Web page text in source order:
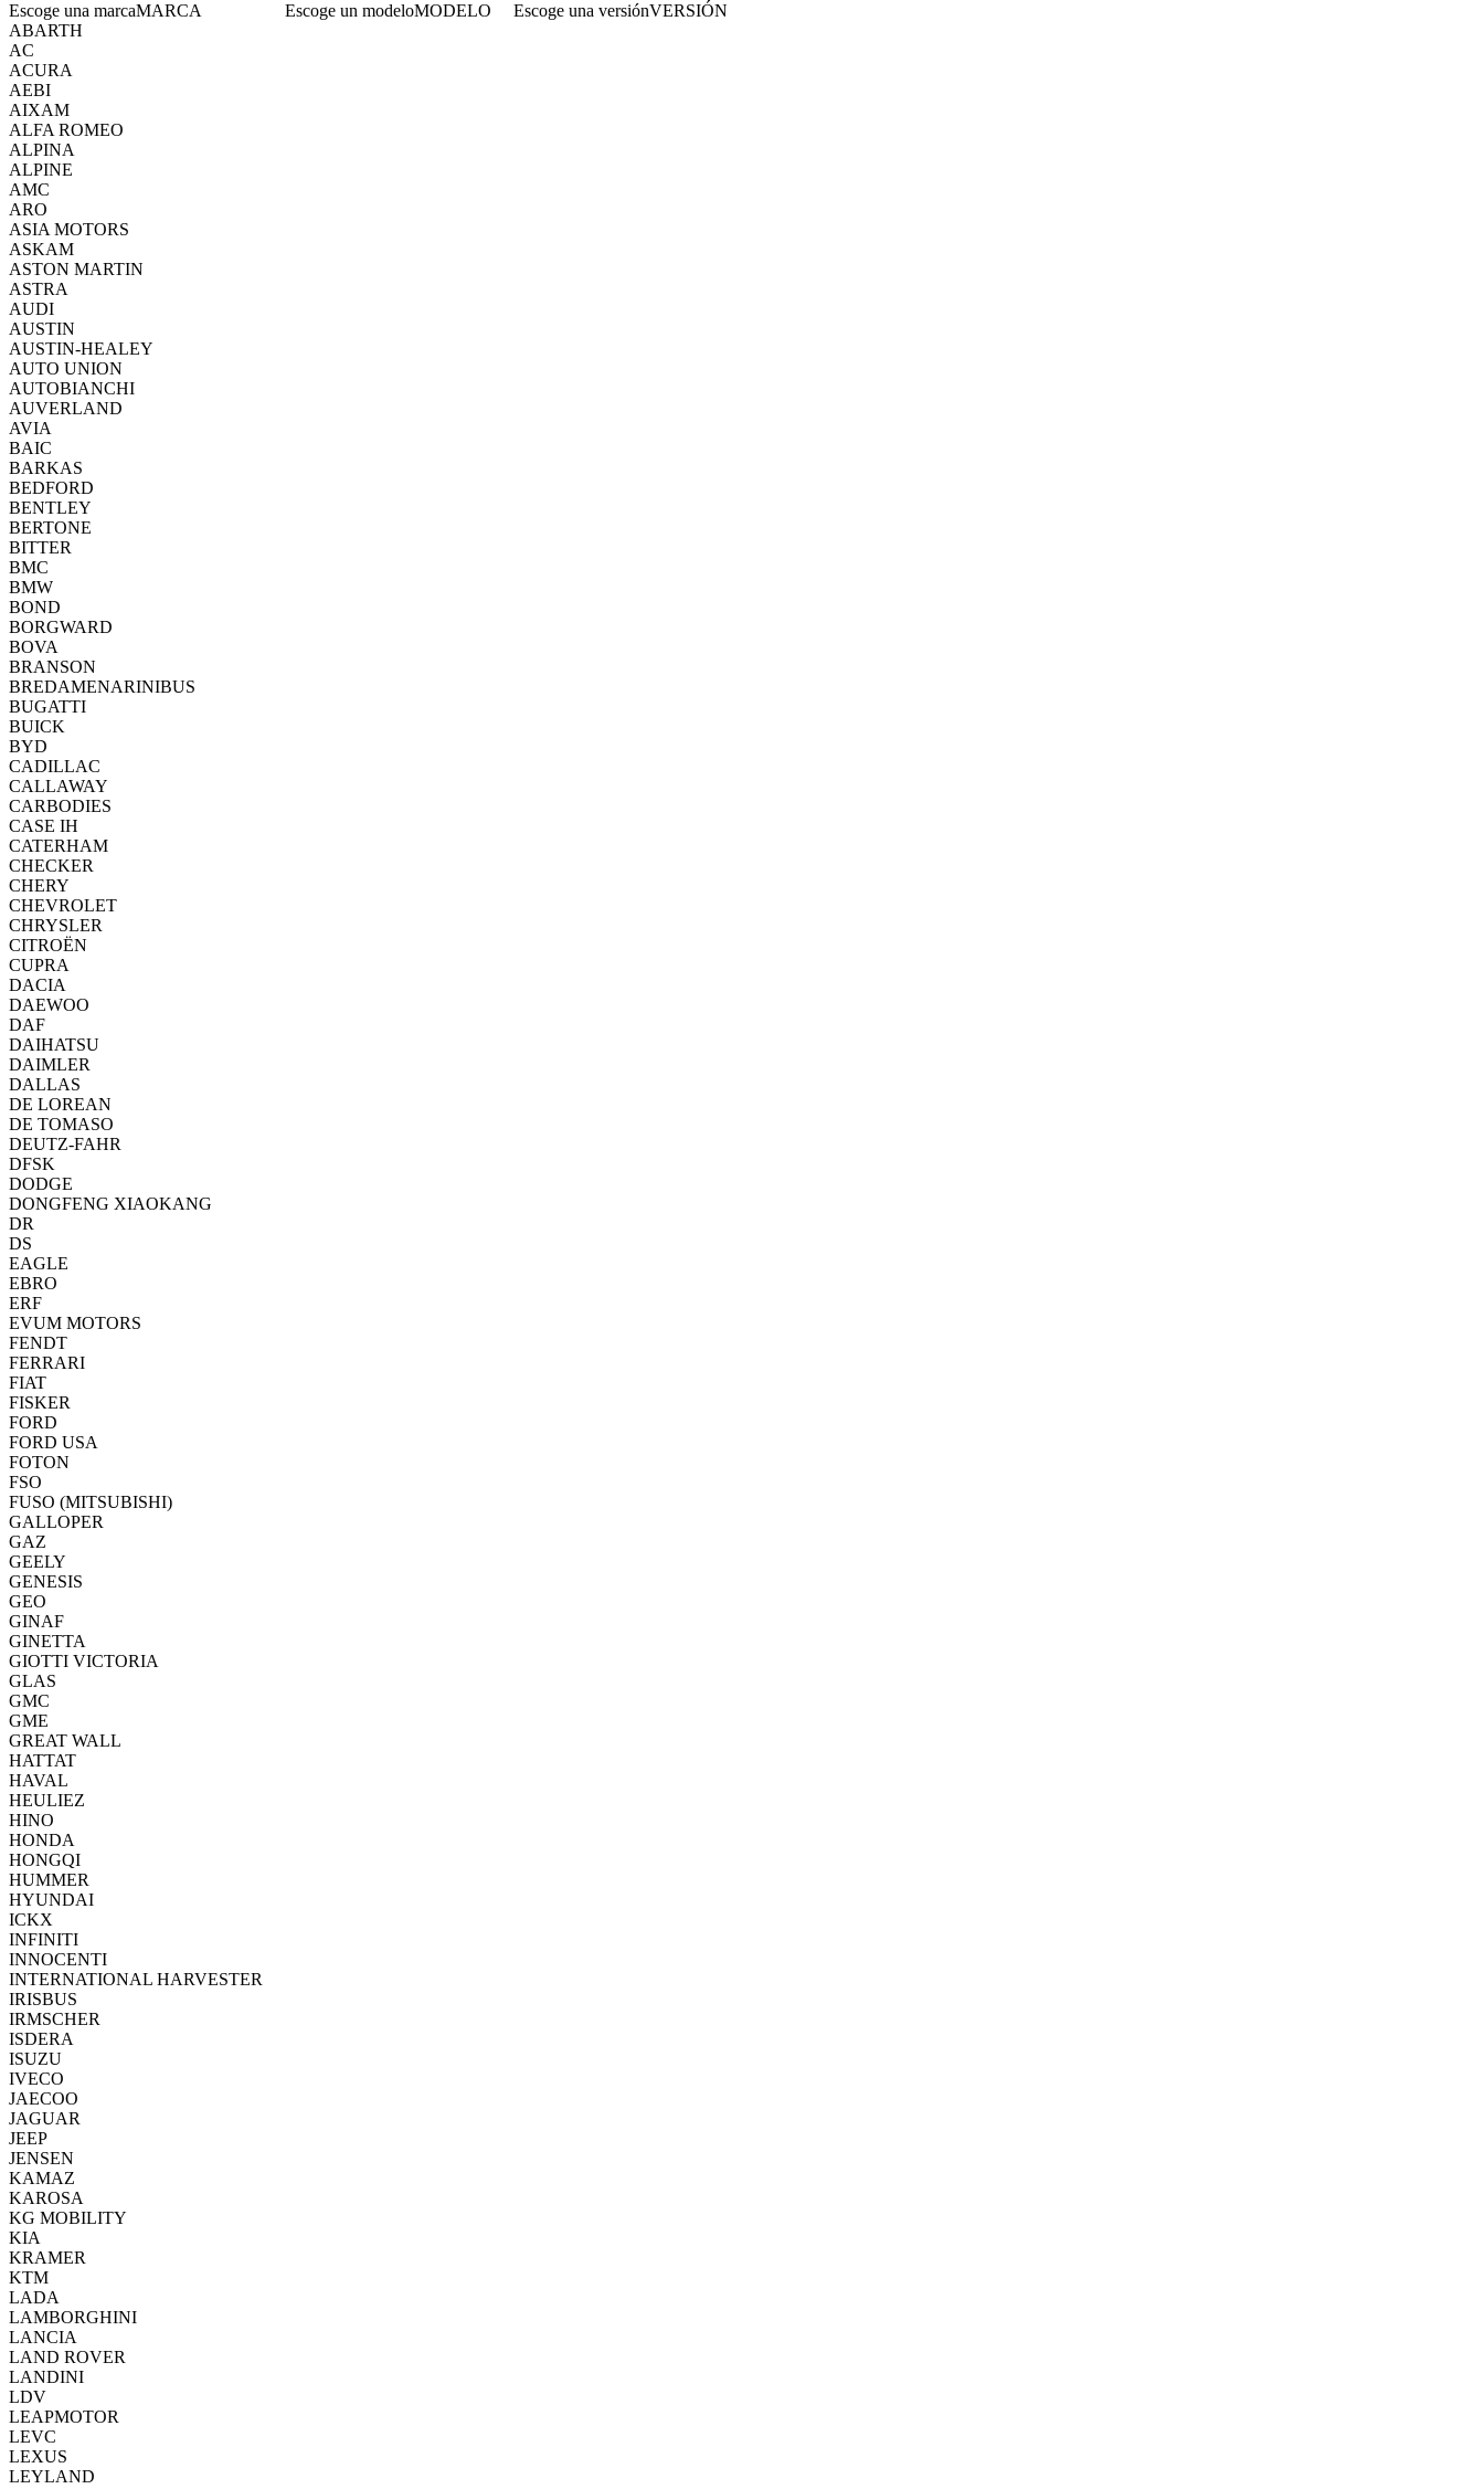
Escoge una marcaMARCA
ABARTH
AC
ACURA
AEBI
AIXAM
ALFA ROMEO
ALPINA
ALPINE
AMC
ARO
ASIA MOTORS
ASKAM
ASTON MARTIN
ASTRA
AUDI
AUSTIN
AUSTIN-HEALEY
AUTO UNION
AUTOBIANCHI
AUVERLAND
AVIA
BAIC
BARKAS
BEDFORD
BENTLEY
BERTONE
BITTER
BMC
BMW
BOND
BORGWARD
BOVA
BRANSON
BREDAMENARINIBUS
BUGATTI
BUICK
BYD
CADILLAC
CALLAWAY
CARBODIES
CASE IH
CATERHAM
CHECKER
CHERY
CHEVROLET
CHRYSLER
CITROËN
CUPRA
DACIA
DAEWOO
DAF
DAIHATSU
DAIMLER
DALLAS
DE LOREAN
DE TOMASO
DEUTZ-FAHR
DFSK
DODGE
DONGFENG XIAOKANG
DR
DS
EAGLE
EBRO
ERF
EVUM MOTORS
FENDT
FERRARI
FIAT
FISKER
FORD
FORD USA
FOTON
FSO
FUSO (MITSUBISHI)
GALLOPER
GAZ
GEELY
GENESIS
GEO
GINAF
GINETTA
GIOTTI VICTORIA
GLAS
GMC
GME
GREAT WALL
HATTAT
HAVAL
HEULIEZ
HINO
HONDA
HONGQI
HUMMER
HYUNDAI
ICKX
INFINITI
INNOCENTI
INTERNATIONAL HARVESTER
IRISBUS
IRMSCHER
ISDERA
ISUZU
IVECO
JAECOO
JAGUAR
JEEP
JENSEN
KAMAZ
KAROSA
KG MOBILITY
KIA
KRAMER
KTM
LADA
LAMBORGHINI
LANCIA
LAND ROVER
LANDINI
LDV
LEAPMOTOR
LEVC
LEXUS
LEYLAND
Escoge un modeloMODELO Escoge una versiónVERSIÓN